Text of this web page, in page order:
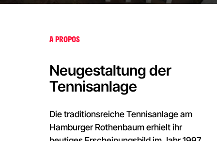
A PROPOS
Neugestaltung der
Tennisanlage
Die traditionsreiche Tennisanlage am
Hamburger Rothenbaum erhielt ihr